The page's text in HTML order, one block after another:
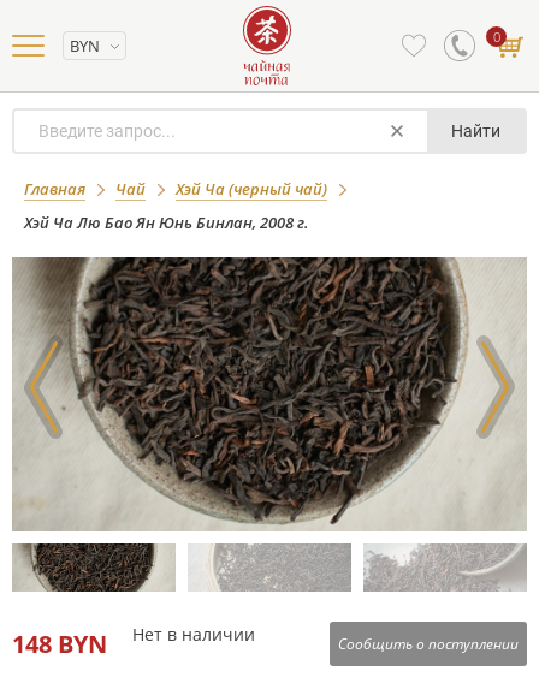
BYN 0
Найти
Главная Чай
Хэй Ча (черный чай)
Хэй Ча Лю Бао Ян Юнь Бинлан, 2008 г.
Хэй Ча Лю Бао Ян Юнь Бинлан, 2008 г.
148 BYN Нет в наличии Сообщить о поступлении